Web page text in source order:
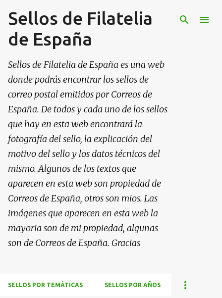
Ir al contenido principal
Sellos de Filatelia
de España
Sellos de Filatelia de España es una web
donde podrás encontrar los sellos de
correo postal emitidos por Correos de
España. De todos y cada uno de los sellos
que hay en esta web encontrará la
fotografía del sello, la explicación del
motivo del sello y los datos técnicos del
mismo. Algunos de los textos que
aparecen en esta web son propiedad de
Correos de España, otros son mios. Las
imágenes que aparecen en esta web la
mayoria son de mi propiedad, algunas
son de Correos de España. Gracias
SELLOS POR TEMÁTICAS SELLOS POR AÑOS